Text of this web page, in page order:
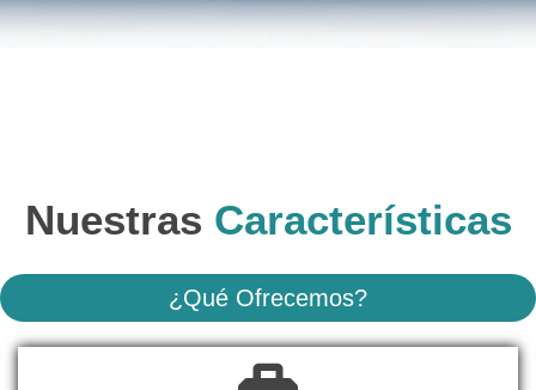
Nuestras Características
¿Qué Ofrecemos?